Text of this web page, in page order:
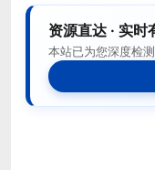
资源直达 · 实时
本站已为您深度检